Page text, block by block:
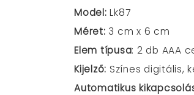
Model: Lk87
Méret: 3 cm x 6 cm
Elem típusa: 2 db AAA
Kijelző: Színes digitális,
Automatikus